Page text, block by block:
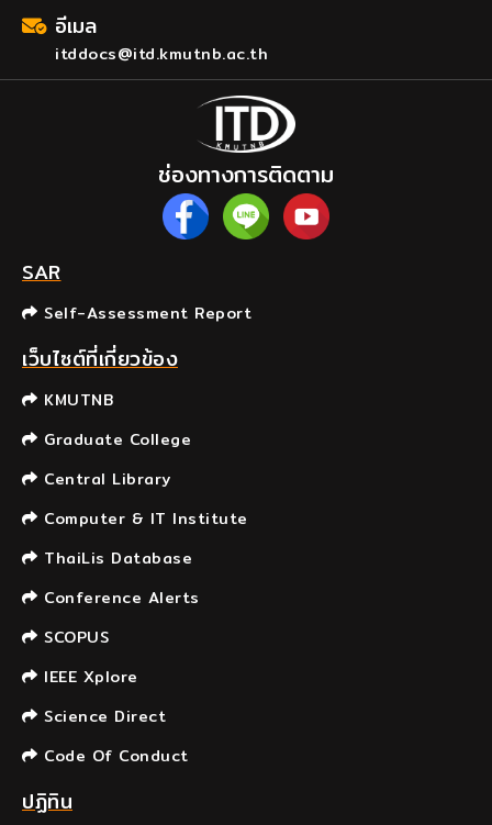
อีเมล
itddocs@itd.kmutnb.ac.th
ช่องทางการติดตาม
SAR
Self-Assessment Report
เว็บไซต์ที่เกี่ยวข้อง
KMUTNB
Graduate College
Central Library
Computer & IT Institute
ThaiLis Database
Conference Alerts
SCOPUS
IEEE Xplore
Science Direct
Code Of Conduct
ปฏิทิน